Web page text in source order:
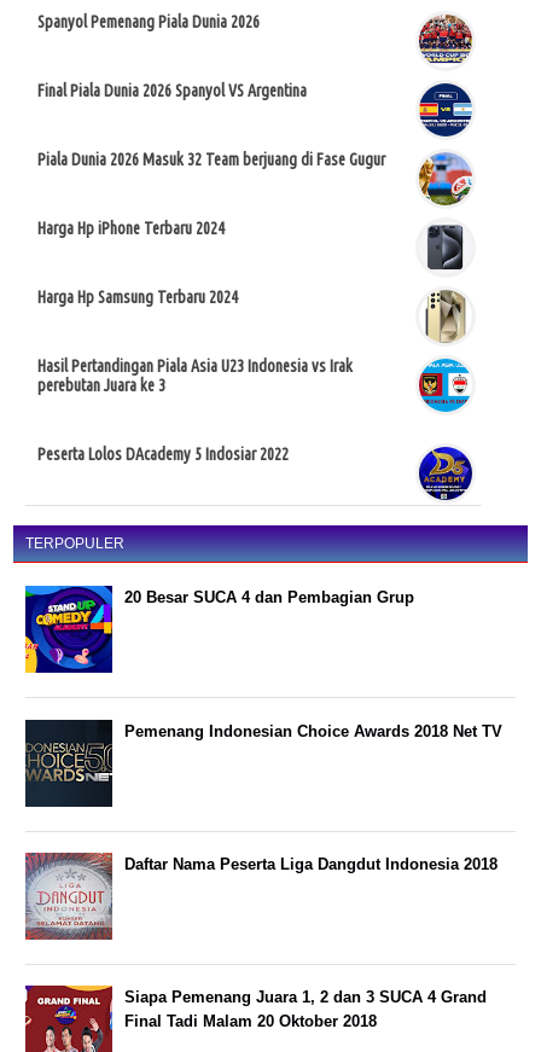
Spanyol Pemenang Piala Dunia 2026
Final Piala Dunia 2026 Spanyol VS Argentina
Piala Dunia 2026 Masuk 32 Team berjuang di Fase Gugur
Harga Hp iPhone Terbaru 2024
Harga Hp Samsung Terbaru 2024
Hasil Pertandingan Piala Asia U23 Indonesia vs Irak
perebutan Juara ke 3
Peserta Lolos DAcademy 5 Indosiar 2022
TERPOPULER
20 Besar SUCA 4 dan Pembagian Grup
Pemenang Indonesian Choice Awards 2018 Net TV
Daftar Nama Peserta Liga Dangdut Indonesia 2018
Siapa Pemenang Juara 1, 2 dan 3 SUCA 4 Grand
Final Tadi Malam 20 Oktober 2018